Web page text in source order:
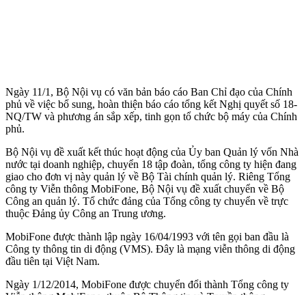
Ngày 11/1, Bộ Nội vụ có văn bản báo cáo Ban Chỉ đạo của Chính
phủ về việc bổ sung, hoàn thiện báo cáo tổng kết Nghị quyết số 18-
NQ/TW và phương án sắp xếp, tinh gọn tổ chức bộ máy của Chính
phủ.
Bộ Nội vụ đề xuất kết thúc hoạt động của Ủy ban Quản lý vốn Nhà
nước tại doanh nghiệp, chuyển 18 tập đoàn, tổng công ty hiện đang
giao cho đơn vị này quản lý về Bộ Tài chính quản lý. Riêng Tổng
công ty Viễn thông MobiFone, Bộ Nội vụ đề xuất chuyển về Bộ
Công an quản lý. Tổ chức đảng của Tổng công ty chuyển về trực
thuộc Đảng ủy Công an Trung ương.
MobiFone được thành lập ngày 16/04/1993 với tên gọi ban đầu là
Công ty thông tin di động (VMS). Đây là mạng viễn thông di động
đầu tiên tại Việt Nam.
Ngày 1/12/2014, MobiFone được chuyển đổi thành Tổng công ty